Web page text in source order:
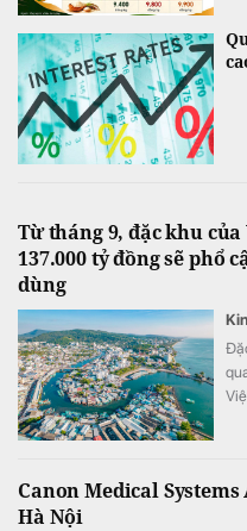
Từ tháng 9, đặc khu
137.000 tỷ đồng sẽ phổ
dùng
Canon Medical
Hà Nội